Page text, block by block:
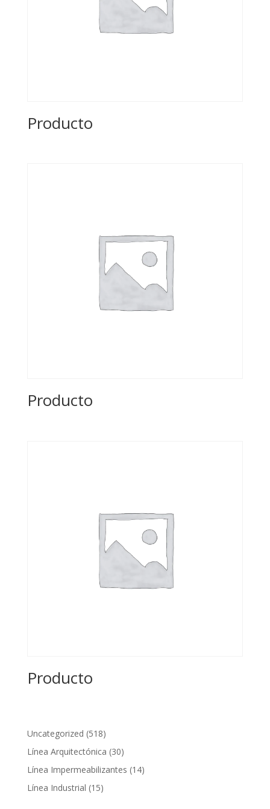
Producto
Producto
Producto
Uncategorized 518518
productos
Línea Arquitectónica 3030
productos
Línea Impermeabilizantes 1414
Línea Industrial 1515